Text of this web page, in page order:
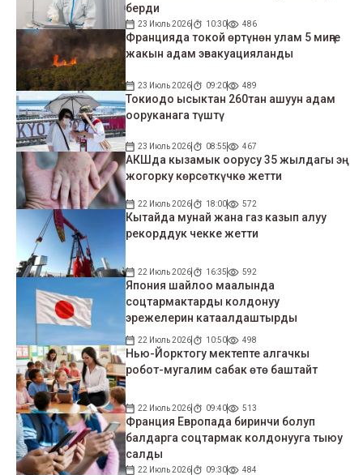
берди
23 Июль 2026 10:30 486
Францияда токой өртүнөн улам 5 миңге
жакын адам эвакуацияланды
23 Июль 2026 09:20 489
Токиодо ысыктан 260тан ашуун адам
ооруканага түштү
23 Июль 2026 08:55 467
АКШда кызамык оорусу 35 жылдагы эң
жогорку көрсөткүчкө жетти
22 Июль 2026 18:00 572
Кытайда мунай жана газ казып алуу
рекорддук чекке жетти
22 Июль 2026 16:35 592
Япония шайлоо маалында
соцтармактарды колдонуу
эрежелерин катаалдаштырды
22 Июль 2026 10:50 498
Нью-Йорктогу мектепте алгачкы
робот-мугалим сабак өтө баштайт
22 Июль 2026 09:40 513
Франция Европада биринчи болуп
балдарга соцтармак колдонууга тыюу
салды
22 Июль 2026 09:30 484